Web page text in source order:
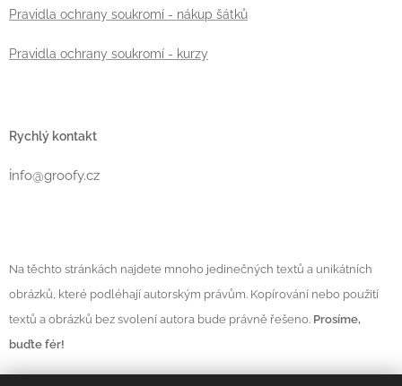
Pravidla ochrany soukromí - nákup šátků
Pravidla ochrany soukromí - kurzy
Rychlý kontakt
info@groofy.cz
Na těchto stránkách najdete mnoho jedinečných textů a unikátních
obrázků, které podléhají autorským právům. Kopírování nebo použití
textů a obrázků bez svolení autora bude právně řešeno. Prosíme,
buďte fér!